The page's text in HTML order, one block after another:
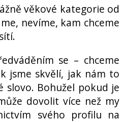
věkové kategorie od
nevíme, kam chceme
se – chceme
jsme skvělí, jak nám to
slovo. Bohužel pokud je
dovolit více než my
svého profilu na